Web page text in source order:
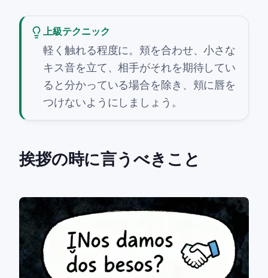
上級テクニック
軽く触れる程度に。頬を合わせ、小さな
キス音を立て、相手がそれを期待してい
ると分かっている場合を除き、頬に唇を
つけないようにしましょう。
挨拶の時に言うべきこと